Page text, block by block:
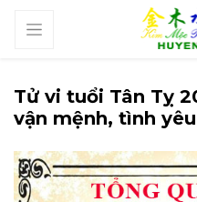
Tử vi tuổi Tân Tỵ
vận mệnh, tình